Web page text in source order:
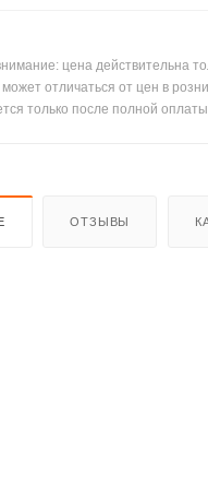
цена действительна
отличаться от цен в
только после полной
ОТЗЫВЫ